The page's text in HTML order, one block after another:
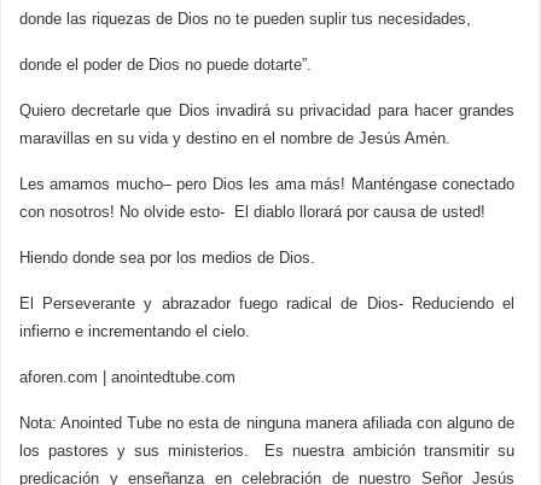
donde las riquezas de Dios no te pueden suplir tus necesidades,
donde el poder de Dios no puede dotarte”.
Quiero decretarle que Dios invadirá su privacidad para hacer grandes
maravillas en su vida y destino en el nombre de Jesús Amén.
Les amamos mucho– pero Dios les ama más! Manténgase conectado
con nosotros! No olvide esto- El diablo llorará por causa de usted!
Hiendo donde sea por los medios de Dios.
El Perseverante y abrazador fuego radical de Dios- Reduciendo el
infierno e incrementando el cielo.
aforen.com anointedtube.com
Nota: Anointed Tube no esta de ninguna manera afiliada con alguno de
los pastores y sus ministerios. Es nuestra ambición transmitir su
predicación y enseñanza en celebración de nuestro Señor Jesús